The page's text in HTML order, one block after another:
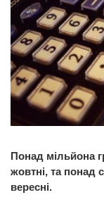
Понад мільйона
жовтні, та понад
вересні.